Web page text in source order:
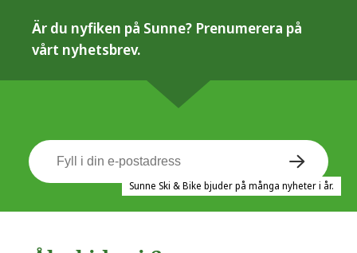
Är du nyfiken på Sunne? Prenumerera på
vårt nyhetsbrev.
Sunne Ski & Bike bjuder på många nyheter i år.